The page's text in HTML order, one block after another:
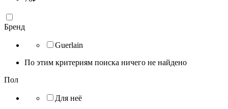
Бренд
Guerlain
По этим критериям поиска ничего не найдено
Пол
Для неё